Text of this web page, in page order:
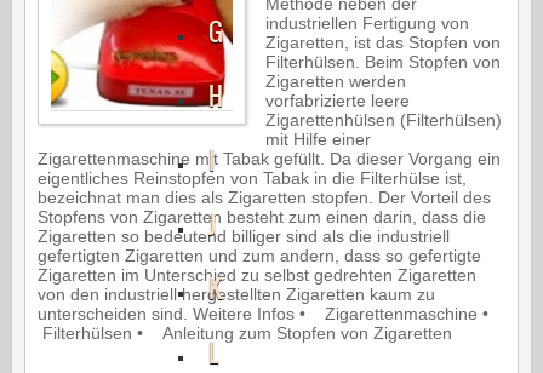
G
H
I
J
K
L
industriellen Fertigung von
Zigaretten, ist das Stopfen von
Filterhülsen. Beim Stopfen von
Zigaretten werden
vorfabrizierte leere
Zigarettenhülsen (Filterhülsen)
mit Hilfe einer
Zigarettenmaschine mit Tabak gefüllt. Da dieser Vorgang ein
eigentliches Reinstopfen von Tabak in die Filterhülse ist,
bezeichnat man dies als Zigaretten stopfen. Der Vorteil des
Stopfens von Zigaretten besteht zum einen darin, dass die
Zigaretten so bedeutend billiger sind als die industriell
gefertigten Zigaretten und zum andern, dass so gefertigte
Zigaretten im Unterschied zu selbst gedrehten Zigaretten
von den industriell hergestellten Zigaretten kaum zu
unterscheiden sind. Weitere Infos • Zigarettenmaschine •
Filterhülsen • Anleitung zum Stopfen von Zigaretten